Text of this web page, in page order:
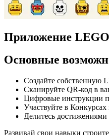
Приложение
Основные
Создайте собственную
Сканируйте QR-код в
Цифровые инструкции
Участвуйте в
Делитесь
Развивай свои навыки